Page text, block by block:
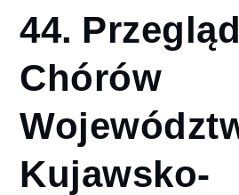
44. Przegląd
Chórów
Kujawsko-